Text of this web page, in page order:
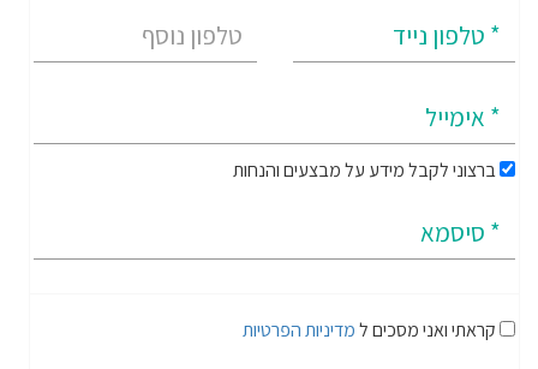
ברצוני לקבל מידע על מבצעים והנחות
קראתי ואני מסכים למדיניות הפרטיות